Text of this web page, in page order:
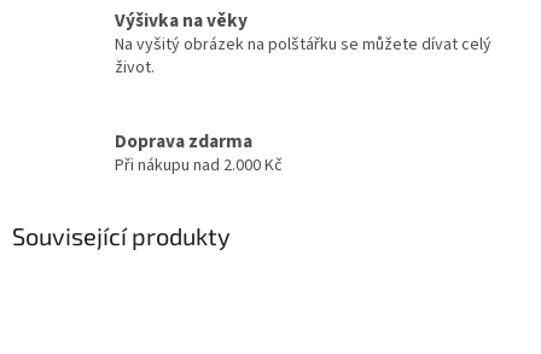
Výšivka na věky
Na vyšitý obrázek na polštářku se můžete dívat celý
život.
Doprava zdarma
Při nákupu nad 2.000 Kč
Související produkty